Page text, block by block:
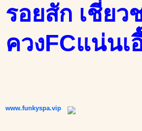
รอยสัก เชี่ย
ควงFCแน่นเ
www.funkyspa.vip